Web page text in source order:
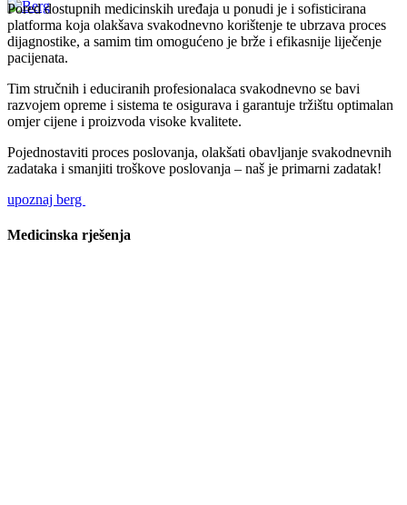
Pored dostupnih medicinskih uređaja u ponudi je i sofisticirana
platforma koja olakšava svakodnevno korištenje te ubrzava proces
dijagnostike, a samim tim omogućeno je brže i efikasnije liječenje
pacijenata.
Tim stručnih i educiranih profesionalaca svakodnevno se bavi
razvojem opreme i sistema te osigurava i garantuje tržištu optimalan
omjer cijene i proizvoda visoke kvalitete.
Pojednostaviti proces poslovanja, olakšati obavljanje svakodnevnih
zadataka i smanjiti troškove poslovanja – naš je primarni zadatak!
upoznaj berg
Medicinska rješenja